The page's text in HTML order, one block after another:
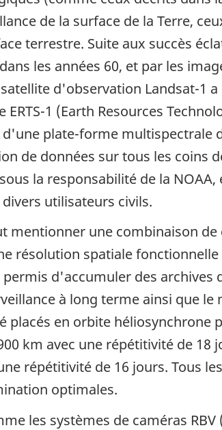
de la surface de la Terre,
terrestre. Suite aux succès
les années 60, et par les
d'observation Landsat-1 a
ERTS-1 (Earth Resources
plate-forme multispectrale
de données sur tous les coins
la responsabilité de la NOAA,
utilisateurs civils.
mentionner une combinaison de
résolution spatiale
d'accumuler des archives
à long terme ainsi que le
placés en orbite héliosynchrone
km avec une répétitivité de 18
répétitivité de 16 jours. Tous
optimales.
les systèmes de caméras